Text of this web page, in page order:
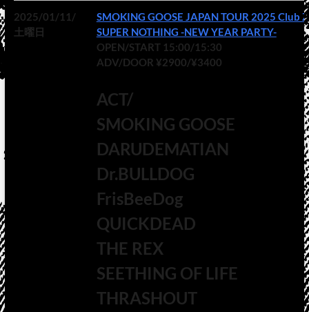
2025/01/11/
土曜日
SMOKING GOOSE JAPAN TOUR 2025 Club
SUPER NOTHING -NEW YEAR PARTY-
OPEN/START 15:00/15:30
ADV/DOOR ¥2900/¥3400
ACT/
SMOKING GOOSE
DARUDEMATIAN
Dr.BULLDOG
FrisBeeDog
QUICKDEAD
THE REX
SEETHING OF LIFE
THRASHOUT